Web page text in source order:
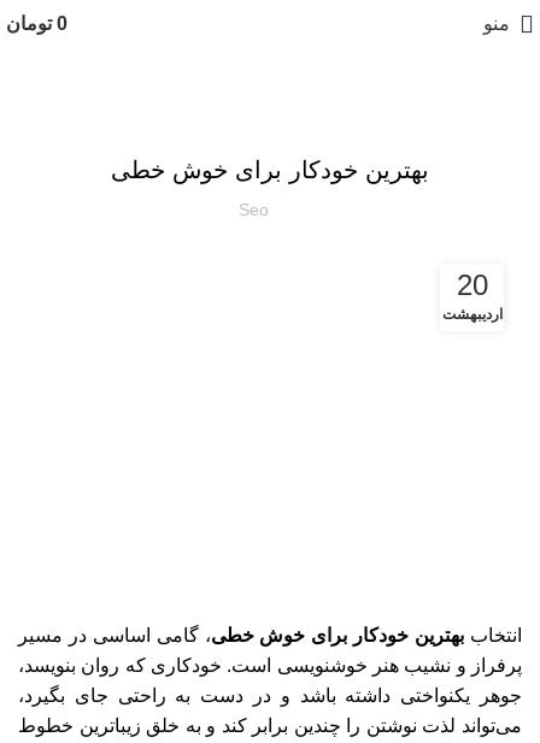
منو 0 تومان
بهترین خودکار برای خوش خطی
Seo
20
اردیبهشت
انتخاب بهترین خودکار برای خوش خطی، گامی اساسی در مسیر
پرفراز و نشیب هنر خوشنویسی است. خودکاری که روان بنویسد،
جوهر یکنواختی داشته باشد و در دست به راحتی جای بگیرد،
می‌تواند لذت نوشتن را چندین برابر کند و به خلق زیباترین خطوط